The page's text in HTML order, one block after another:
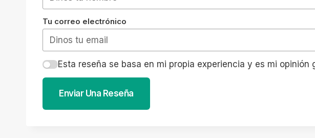
Tu correo electrónico
Esta reseña se basa en mi propia experiencia y es mi opinión
Enviar Una Reseña